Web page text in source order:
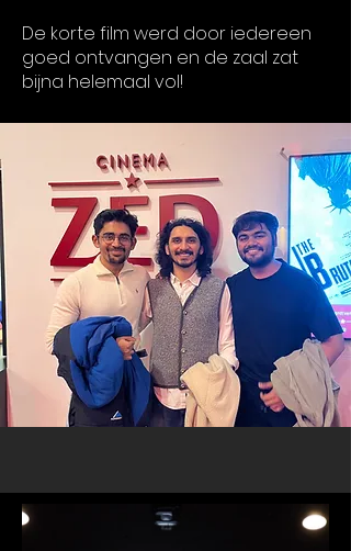
De korte film werd door iedereen
goed ontvangen en de zaal zat
bijna helemaal vol!